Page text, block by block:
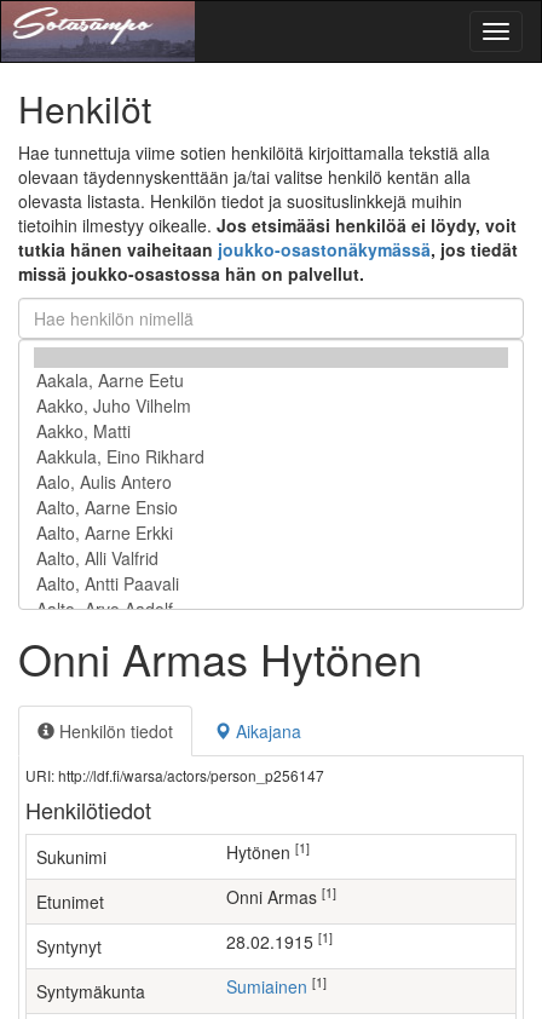
Henkilöt
Hae tunnettuja viime sotien henkilöitä kirjoittamalla tekstiä alla
olevaan täydennyskenttään ja/tai valitse henkilö kentän alla
olevasta listasta. Henkilön tiedot ja suosituslinkkejä muihin
tietoihin ilmestyy oikealle. Jos etsimääsi henkilöä ei löydy, voit
tutkia hänen vaiheitaan joukko-osastonäkymässä, jos tiedät
missä joukko-osastossa hän on palvellut.
Onni Armas Hytönen
Henkilön tiedot Aikajana
URI: http://ldf.fi/warsa/actors/person_p256147
Henkilötiedot
Sukunimi Hytönen [1]
Etunimet Onni Armas [1]
Syntynyt 28.02.1915 [1]
Syntymäkunta Sumiainen [1]